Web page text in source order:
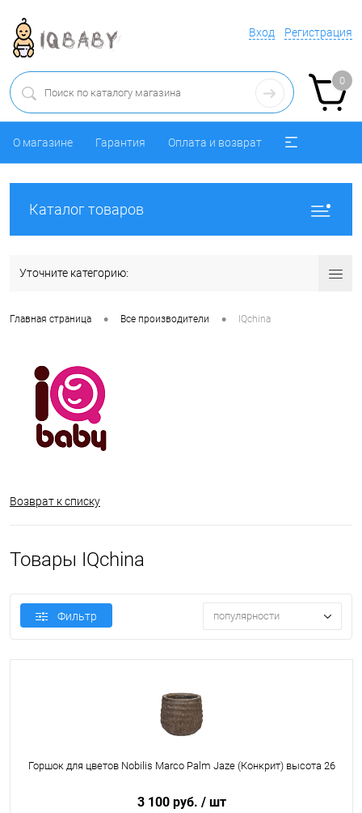
Вход Регистрация
0
О магазине Гарантия Оплата и возврат
Каталог товаров
Уточните категорию:
Главная страница • Все производители • IQchina
Возврат к списку
Товары IQchina
Фильтр популярности
Горшок для цветов Nobilis Marco Palm Jaze (Конкрит) высота 26
3 100 руб. / шт